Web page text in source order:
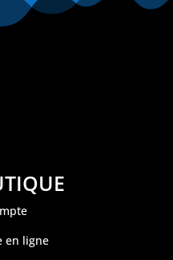
en ligne